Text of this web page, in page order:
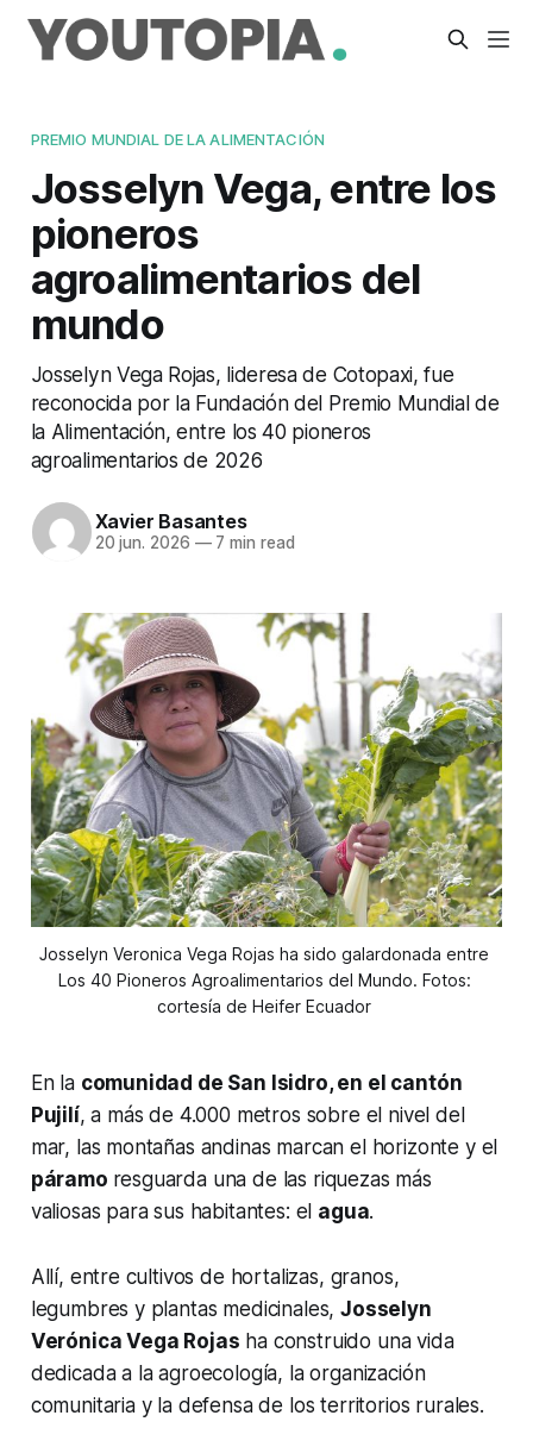
PREMIO MUNDIAL DE LA ALIMENTACIÓN
Josselyn Vega, entre los
pioneros
agroalimentarios del
mundo
Josselyn Vega Rojas, lideresa de Cotopaxi, fue
reconocida por la Fundación del Premio Mundial de
la Alimentación, entre los 40 pioneros
agroalimentarios de 2026
Xavier Basantes
20 jun. 2026 —7 min read
Josselyn Veronica Vega Rojas ha sido galardonada entre
Los 40 Pioneros Agroalimentarios del Mundo. Fotos:
cortesía de Heifer Ecuador
En la comunidad de San Isidro, en el cantón
Pujilí, a más de 4.000 metros sobre el nivel del
mar, las montañas andinas marcan el horizonte y el
páramo resguarda una de las riquezas más
valiosas para sus habitantes: el agua.
Allí, entre cultivos de hortalizas, granos,
legumbres y plantas medicinales,Josselyn
Verónica Vega Rojas ha construido una vida
dedicada a la agroecología, la organización
comunitaria y la defensa de los territorios rurales.